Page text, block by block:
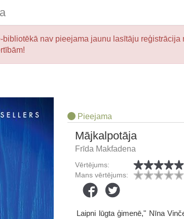
nav pieejama jaunu lasītāju
Pieejama
Mājkalpotāja
Frīda Makfadena
Vērtējums:
Mans vērtējums:
Laipni lūgta ģimenē," Nīna